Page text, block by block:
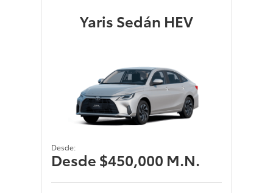
Yaris Sedán HEV
Desde:
Desde $450,000 M.N.